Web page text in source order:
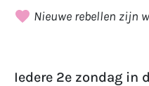
Nieuwe rebellen zijn
Iedere 2e zondag in